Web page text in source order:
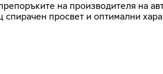
на производителя на
просвет и оптимални